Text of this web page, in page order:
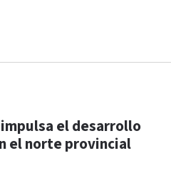
el desarrollo
el norte provincial